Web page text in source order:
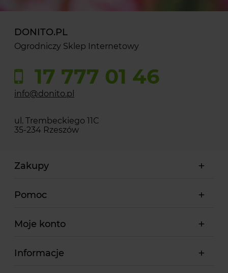
DONITO.PL
Ogrodniczy Sklep Internetowy
17 777 01 46
info@donito.pl
ul. Trembeckiego 11C
35-234 Rzeszów
Zakupy
Pomoc
Moje konto
Informacje